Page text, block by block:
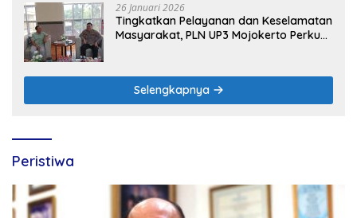
26 Januari 2026
Tingkatkan Pelayanan dan Keselamatan
Masyarakat, PLN UP3 Mojokerto Perkuat
Selengkapnya
Peristiwa